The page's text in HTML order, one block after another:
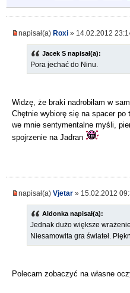
napisał(a) Roxi » 14.02.2012
Jacek S napisał(a):
Pora jechać do Ninu.
Widzę, że braki nadrobiłam w
Chętnie wybiorę się na spacer po
we mnie sentymentalne myśli,
spojrzenie na Jadran
napisał(a) Vjetar » 15.02.2012
Aldonka napisał(a):
Jednak dużo większe
Niesamowita gra świateł.
Polecam zobaczyć na własne